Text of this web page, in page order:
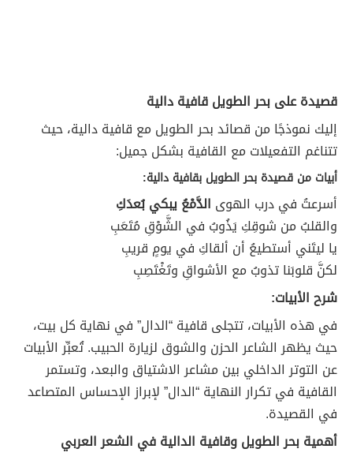
قصيدة على بحر الطويل قافية دالية
إليك نموذجًا من قصائد بحر الطويل مع قافية دالية، حيث
تتناغم التفعيلات مع القافية بشكل جميل:
أبيات من قصيدة بحر الطويل بقافية دالية:
أسرعتُ في درب الهوى الدَّمْعُ يبكي بُعدَكِ
والقلبُ من شوقِكِ يَذُوبُ في الشَّوْقِ مُتَعَبِ
يا ليتَني أستطيعُ أن ألقاكِ في يومٍ قريبِ
لكنَّ قلوبَنا تذوبُ مع الأشواقِ وتَغْتَصِبِ
شرح الأبيات:
في هذه الأبيات، تتجلى قافية “الدال” في نهاية كل بيت،
حيث يظهر الشاعر الحزن والشوق لزيارة الحبيب. تُعبِّر الأبيات
عن التوتر الداخلي بين مشاعر الاشتياق والبعد، وتستمر
القافية في تكرار النهاية “الدال” لإبراز الإحساس المتصاعد
في القصيدة.
أهمية بحر الطويل وقافية الدالية في الشعر العربي